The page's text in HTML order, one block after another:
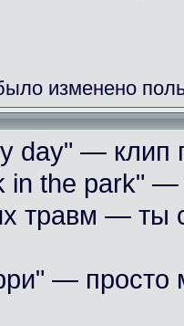
изменено
day" —
in the park" —
травм — ты
— просто